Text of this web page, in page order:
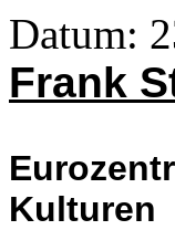
Datum:
Frank
Kulturen